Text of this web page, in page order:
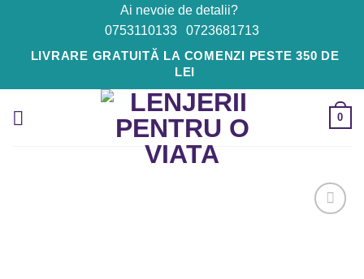
content
Ai nevoie de detalii?
0753110133
0723681713
LIVRARE GRATUITĂ LA COMENZI PESTE 350 DE
LEI
0